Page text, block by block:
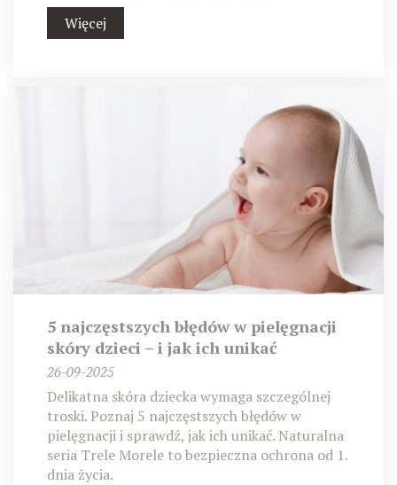
Więcej
5 najczęstszych błędów w pielęgnacji
skóry dzieci – i jak ich unikać
26-09-2025
Delikatna skóra dziecka wymaga szczególnej
troski. Poznaj 5 najczęstszych błędów w
pielęgnacji i sprawdź, jak ich unikać. Naturalna
seria Trele Morele to bezpieczna ochrona od 1.
dnia życia.